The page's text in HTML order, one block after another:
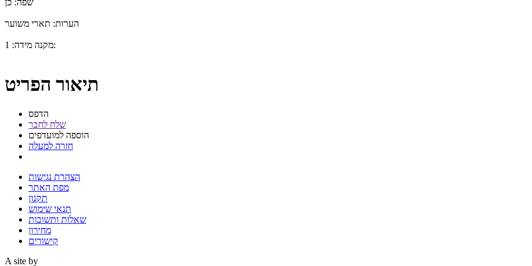
הערות: תארי משוער
מקנה מידה:1:
תיאור הפריט
הדפס
שלח לחבר
הוספה למועדפים
חזרה למעלה
הצהרת נגישות
מפת האתר
תקנון
תנאי שימוש
שאלות ותשובות
מחירון
קישורים
A site by